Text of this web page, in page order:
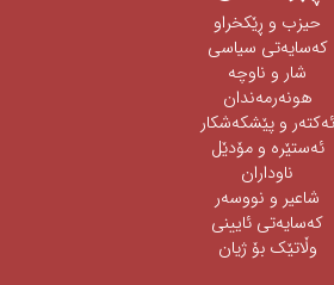
حیزب و ڕێکخراو
كەسایەتی سیاسی
شار و ناوچە
هونەرمەندان
ئه‌كته‌ر‌ و پێشكه‌شكار
ئه‌ستێره‌ و مۆدێل
ناوداران
شاعیر و نووسەر
كەسایەتی ئایینی
وڵاتێک بۆ ژیان